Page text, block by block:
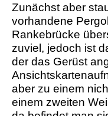
Zunächst aber
vorhandene
Rankebrücke
zuviel, jedoch ist
der das Gerüst
aber zu einem
einem zweiten